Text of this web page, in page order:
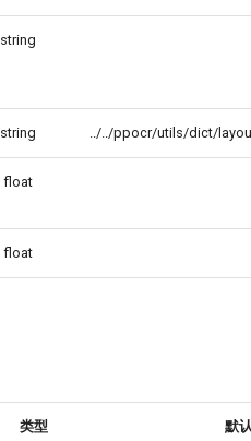
string
string ../../ppocr/utils/dict/
float
float
类型 默